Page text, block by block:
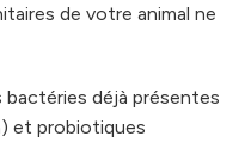
de votre animal ne
déjà présentes
et probiotiques